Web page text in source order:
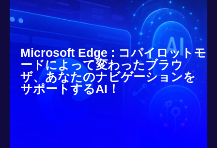
Microsoft Edge : コパイロットモ
ードによって変わったブラウ
ザ、あなたのナビゲーションを
サポートするAI！